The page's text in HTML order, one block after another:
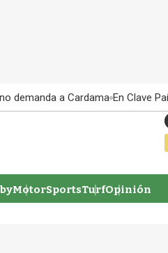
demanda a Cardama En Clave
MotorSportsTurfOpinión